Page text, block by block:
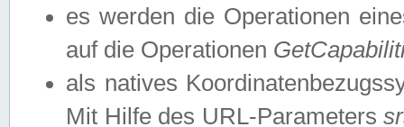
es werden die Operationen
auf die Operationen
als natives
Mit Hilfe des URL-Parameters